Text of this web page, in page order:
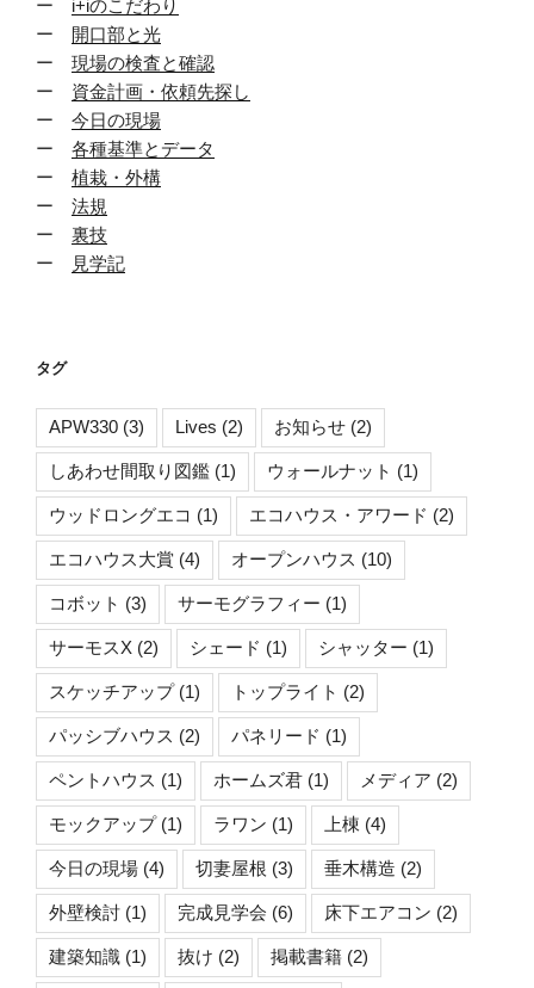
ー i+iのこだわり
ー 開口部と光
ー 現場の検査と確認
ー 資金計画・依頼先探し
ー 今日の現場
ー 各種基準とデータ
ー 植栽・外構
ー 法規
ー 裏技
ー
見学記
タグ
APW330 (3) Lives (2) お知らせ (2)
しあわせ間取り図鑑 (1) ウォールナット (1)
ウッドロングエコ (1) エコハウス・アワード (2)
エコハウス大賞 (4) オープンハウス (10)
コボット (3) サーモグラフィー (1)
サーモスX (2) シェード (1) シャッター (1)
スケッチアップ(1) トップライト (2)
パッシブハウス (2) パネリード (1)
ペントハウス (1) ホームズ君 (1) メディア (2)
モックアップ(1) ラワン (1) 上棟 (4)
今日の現場 (4) 切妻屋根 (3) 垂木構造 (2)
外壁検討 (1) 完成見学会 (6) 床下エアコン (2)
建築知識 (1) 抜け (2) 掲載書籍 (2)